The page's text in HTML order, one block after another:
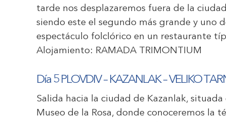
tarde nos desplazaremos fuera de la
siendo este el segundo más grande y uno
espectáculo folclórico en un restaurante
Alojamiento: RAMADA TRIMONTIUM
Día 5 PLOVDIV – KAZANLAK – VELIKO
Salida hacia la ciudad de Kazanlak, situada
Museo de la Rosa, donde conoceremos la